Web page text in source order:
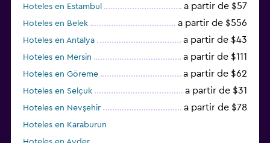
Hoteles en Estambul a partir de $57
Hoteles en Belek a partir de $556
Hoteles en Antalya a partir de $43
Hoteles en Mersin a partir de $111
Hoteles en Göreme a partir de $62
Hoteles en Selçuk a partir de $31
Hoteles en Nevşehir a partir de $78
Hoteles en Karaburun